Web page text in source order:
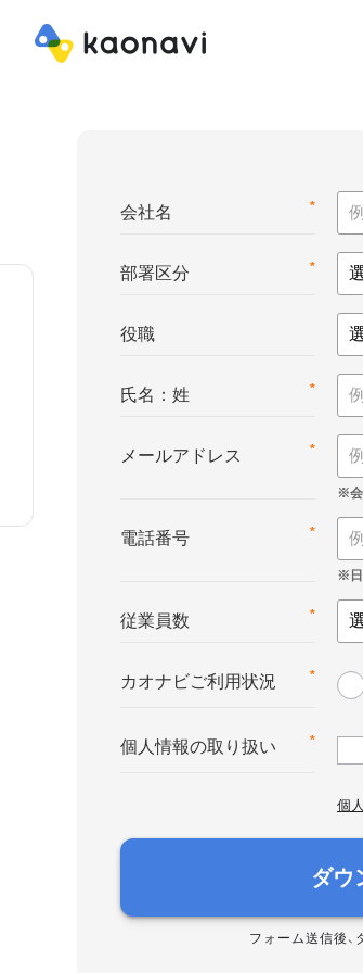
*
会社名
*
部署区分
役職
*
氏名：姓
*
メールアドレス
*
電話番号
*
従業員数
*
カオナビご利用状況
*
個人情報の取り扱い
個
ダウ
フォーム送信後